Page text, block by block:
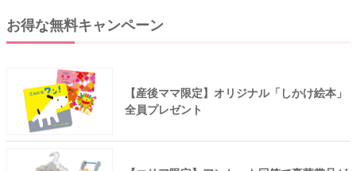
お得な無料キャンペーン
【産後ママ限定】オリジナル「しかけ絵本」
全員プレゼント